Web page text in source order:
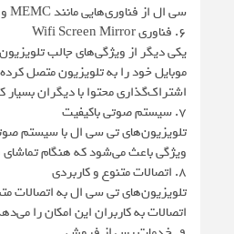
سی ال از فناوری‌هایی مانند MEMC و VRR در گیمینگ پشتیبانی می‌کنند که تجربه کاربری بهتری را برای گیمرها ایجاد می‌کند.
۶. فناوری Wifi Screen Mirror
موبایل خود را به تلویزیون متصل
اشتراک‌گذاری محتوا با دیگران
۷. سیستم صوتی باکیفیت
ویژگی باعث می‌شود که هنگام
۸. اتصالات متنوع و کاربردی
اتصالات به کاربران این امکان را